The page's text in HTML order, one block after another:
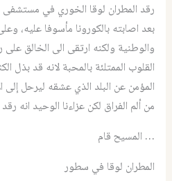
بعد اصابته بالكورونا مأسوفا عليه،
والوطنية ولكنه ارتقى الى الخالق على
القلوب الممتلئة بالمحبة لانه قد بذل
المؤمن عن البلد الذي عشقه ليرحل إلى
من ألم الفراق لكن عزاءنا الوحيد انه
… المسيح قام
المطران لوقا في سطور